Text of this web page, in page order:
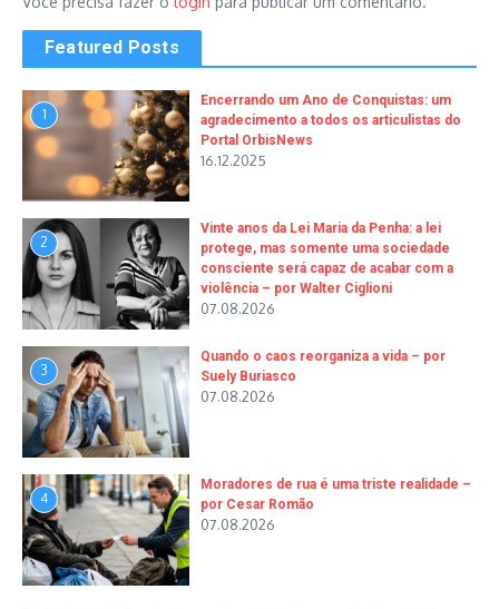
Featured Posts
1
Encerrando um Ano de Conquistas: um
agradecimento a todos os articulistas do
Portal OrbisNews
16.12.2025
2
Vinte anos da Lei Maria da Penha: a lei
protege, mas somente uma sociedade
consciente será capaz de acabar com a
violência – por Walter Ciglioni
07.08.2026
3
Quando o caos reorganiza a vida – por
Suely Buriasco
07.08.2026
4
Moradores de rua é uma triste realidade –
por Cesar Romão
07.08.2026